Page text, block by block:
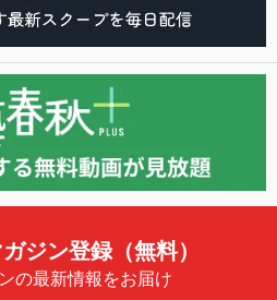
ジン登録（無料）
の最新情報をお届け